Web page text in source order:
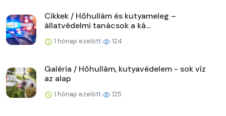
Cikkek / Hőhullám és kutyameleg –
állatvédelmi tanácsok a ká...
1 hónap ezelőtt 124
Galéria / Hőhullám, kutyavédelem - sok víz
az alap
1 hónap ezelőtt 125